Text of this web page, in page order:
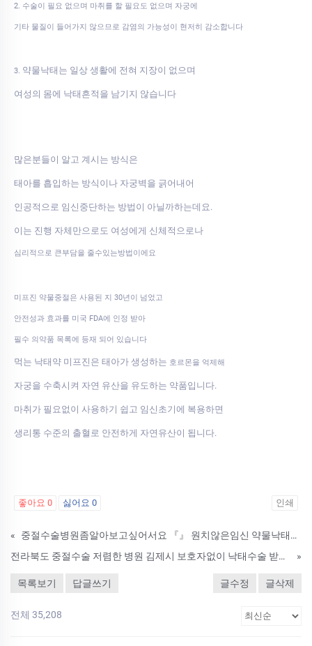
2. 수술이 필요 없으며 마취를 할 필요도 없으며 자궁에
기타 물질이 들어가지 않으므로 감염의 가능성이 현저히 감소합니다
3. 약물낙태는 일상 생활에 전혀 지장이 없으며
여성의 몸에 낙태흔적을 남기지 않습니다
많은분들이 알고 계시는 방식은
태아를 흡입하는 방식이나 자궁벽을 긁어내어
인공적으로 임신중단하는 방법이 아닐까하는데요.
이는 진행 자체만으로도 여성에게 신체적으로나
심리적으로 큰부담을 줄수있는방법이에요
미프진 약물중절은 사용된 지 30년이 넘었고
안전성과 효과를 미국 FDA에 인정 받아
필수 의약품 목록에 등재 되어 있습니다
먹는 낙태약 미프진은 태아가 생성하는 호르몬을 억제해
자궁을 수축시켜 자연 유산을 유도하는 약품입니다.
마취가 필요없이 사용하기 쉽고 임신초기에 복용하면
생리통 수준의 출혈로 안전하게 자연유산이 됩니다.
좋아요 0 싫어요 0 인쇄
«
중절수술병원좀알아보고싶어서요 『』 원치않은임신 약물낙태방법
전라북도 중절수술 저렴한 병원 김제시 보호자없이 낙태수술 받을수있는 병원 낙태할수있는약 복용후관계가능한시기와 낙태확인방법
»
목록보기 답글쓰기 글수정 글삭제
전체 35,208